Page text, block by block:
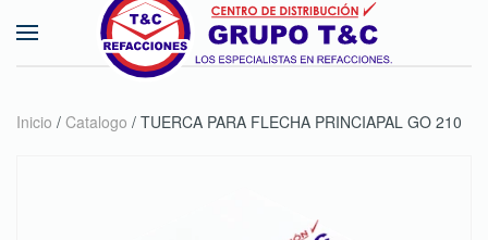
Skip to main content
Inicio / Catalogo / TUERCA PARA FLECHA PRINCIAPAL GO 210